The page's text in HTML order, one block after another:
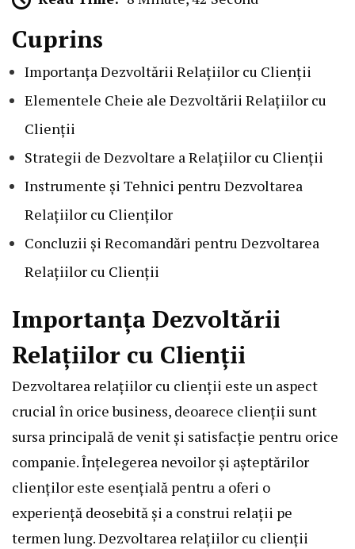
Cuprins
Importanța Dezvoltării Relațiilor cu Clienții
Elementele Cheie ale Dezvoltării Relațiilor cu
Clienții
Strategii de Dezvoltare a Relațiilor cu Clienții
Instrumente și Tehnici pentru Dezvoltarea
Relațiilor cu Clienților
Concluzii și Recomandări pentru Dezvoltarea
Relațiilor cu Clienții
Importanța Dezvoltării
Relațiilor cu Clienții
Dezvoltarea relațiilor cu clienții este un aspect
crucial în orice business, deoarece clienții sunt
sursa principală de venit și satisfacție pentru orice
companie. Înțelegerea nevoilor și așteptărilor
clienților este esențială pentru a oferi o
experiență deosebită și a construi relații pe
termen lung. Dezvoltarea relațiilor cu clienții